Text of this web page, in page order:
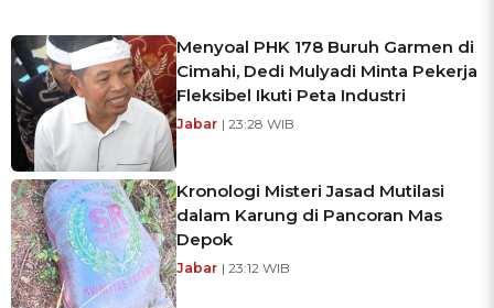
Menyoal PHK 178 Buruh Garmen di
Cimahi, Dedi Mulyadi Minta Pekerja
Fleksibel Ikuti Peta Industri
Jabar | 23:28 WIB
Kronologi Misteri Jasad Mutilasi
dalam Karung di Pancoran Mas
Depok
Jabar | 23:12 WIB